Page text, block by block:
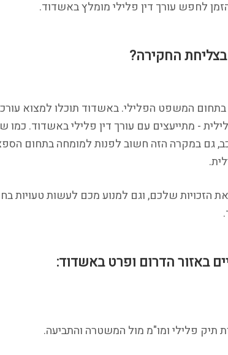
לחפש עורך דין פלילי מומלץ באשדוד.
בצליחת החקירה?
בתחום המשפט הפלילי. באשדוד תוכלו למצוא
- מתייעצים עם עורך דין פלילי באשדוד. כמו
גם במקרה הזה חשוב לפנות למומחה בתחום
את הזכויות שלכם, וגם למנוע מכם לעשות טעויות
באזור הדרום ופרט באשדוד:
תיק פלילי ומו"מ מול המשטרה והתביעה.